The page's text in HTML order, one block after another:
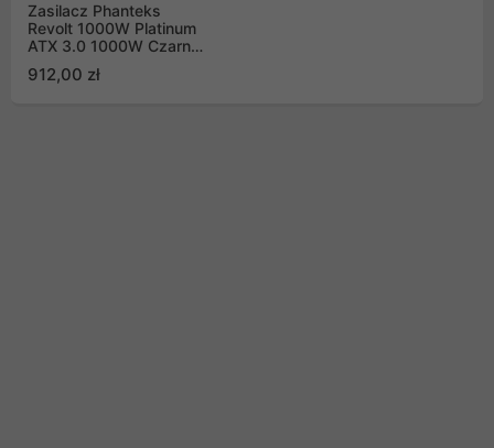
Zasilacz Phanteks
Revolt 1000W Platinum
ATX 3.0 1000W Czarny
912,00 zł